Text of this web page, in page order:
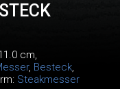
cm,
, Besteck,
Steakmesser